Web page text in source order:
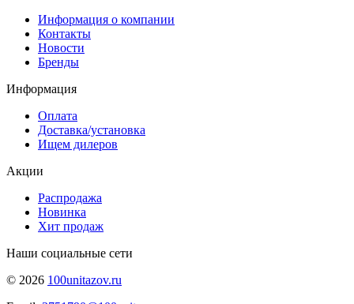
Информация о компании
Контакты
Новости
Бренды
Информация
Оплата
Доставка/установка
Ищем дилеров
Акции
Распродажа
Новинка
Хит продаж
Наши социальные сети
© 2026 100unitazov.ru